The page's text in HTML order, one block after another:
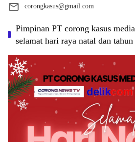
corongkasus@gmail.com
Pimpinan PT corong kasus
selamat hari raya natal dan